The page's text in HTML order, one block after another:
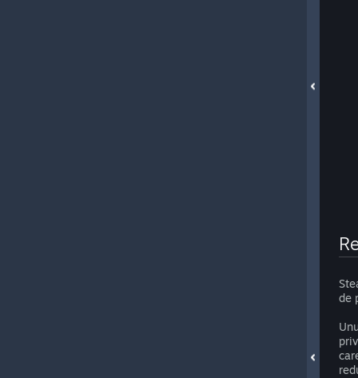
de